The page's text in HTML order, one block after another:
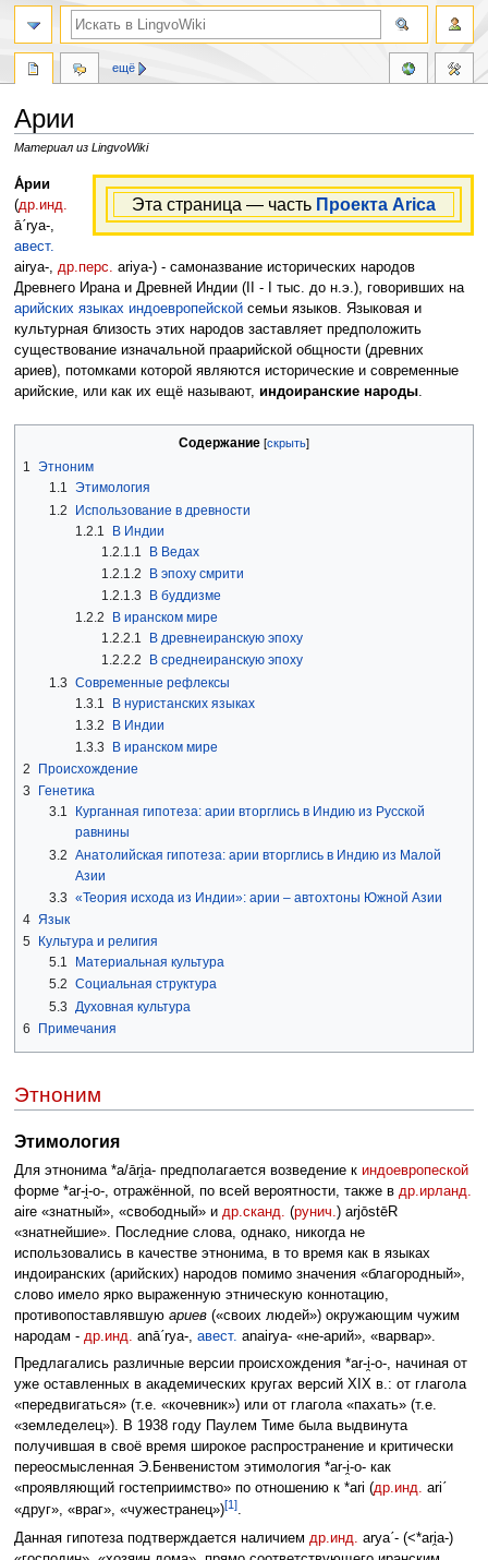
Арии
Материал из LingvoWiki
Перейти
к
навигации
Перейти
к
поиску
Эта страница — часть Проекта Arica
А́рии
(др.инд.
āˊrya-,
авест.
airya-, др.перс.
ariya-) - самоназвание исторических народов
Древнего Ирана и Древней Индии (II - I тыс. до н.э.), говоривших на
арийских языках индоевропейскойсемьи языков. Языковая и
культурная близость этих народов заставляет предположить
существование изначальной праарийской общности (древних
ариев), потомками которой являются исторические и современные
арийские, или как их ещё называют, индоиранские народы.
Содержание
1 Этноним
1.1 Этимология
1.2
Использование в древности
1.2.1
В Индии
1.2.1.1
В Ведах
1.2.1.2
В эпоху смрити
1.2.1.3
В буддизме
1.2.2
В иранском мире
1.2.2.1
В древнеиранскую эпоху
1.2.2.2
В среднеиранскую эпоху
1.3 Современные рефлексы
1.3.1
В нуристанских языках
1.3.2
В Индии
1.3.3
В иранском мире
2
Происхождение
3
Генетика
3.1
Курганная гипотеза: арии вторглись в Индию из Русской
равнины
3.2 Анатолийская гипотеза: арии вторглись в Индию из Малой
Азии
3.3 «Теория исхода из Индии»: арии – автохтоны Южной Азии
4 Язык
5
Культура и религия
5.1
Материальная культура
5.2 Социальная структура
5.3
Духовная культура
6
Примечания
Этноним
Этимология
Для этнонима *a/āri̯a- предполагается возведение к индоевропеской
форме *ar-i̯-o-, отражённой, по всей вероятности, также в др.ирланд.
aire «знатный», «свободный» и др.сканд. (рунич.) arjōstēR
«знатнейшие». Последние слова, однако, никогда не
использовались в качестве этнонима, в то время как в языках
индоиранских (арийских) народов помимо значения «благородный»,
слово имело ярко выраженную этническую коннотацию,
противопоставлявшую ариев(«своих людей») окружающим чужим
народам - др.инд. anāˊrya-, авест. anairya- «не-арий», «варвар».
Предлагались различные версии происхождения *ar-i̯-o-, начиная от
уже оставленных в академических кругах версий XIX в.: от глагола
«передвигаться» (т.е. «кочевник») или от глагола «пахать» (т.е.
«земледелец»). В 1938 году Паулем Тиме была выдвинута
получившая в своё время широкое распространение и критически
переосмысленная Э.Бенвенистом этимология *ar-i̯-o- как
«проявляющий гостеприимство» по отношению к *ari (др.инд. ariˊ
«друг», «враг», «чужестранец»)[1].
Данная гипотеза подтверждается наличием др.инд. aryaˊ- (<*ari̯a-)
ещё